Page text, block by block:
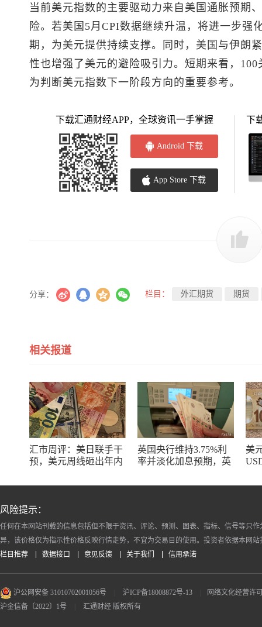
当前美元指数 的主要驱动力来自美国通胀预期
险。若美国5月CPI数据继续升温，将进一步强
期，为美元提供持续支撑。同时，美国与伊朗
性也增强了美元的避险吸引力。短期来看，
为判断美元指数 下一阶段方向的重要参考。
下载汇通财经APP，全球资讯一手掌握
Android 下载
App Store 下载
下
分享： 栏目： 外汇期货 期货
相关报道
汇市周评：美日联手干
预，美元周线砸出年内
在经历一场屠杀
英国央行维持3.75%利
率并淡化加息预期，英
仍存
美
间
风险提示：
任何在本网站刊载的信息包括但不限于资讯、评论、预测、图表、指标、信号等只
异，该价格仅为指示性价格反映行情走势，不宜为交易目的使用。投资者依据本网
栏目推荐
数据接口 意见反馈 关于我们 信用承诺
沪公网安备 31010702001056号 沪ICP备18008872号-13
网络文化经营许
沪金信备〔2022〕1号
汇通财经 版权所有